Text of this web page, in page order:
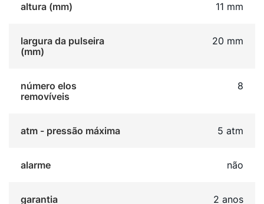
altura (mm) 11 mm
largura da pulseira
(mm)
20 mm
número elos
removíveis
8
atm - pressão máxima 5 atm
alarme não
garantia 2 anos